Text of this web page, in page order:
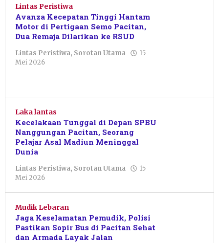
Lintas Peristiwa
Avanza Kecepatan Tinggi Hantam
Motor di Pertigaan Semo Pacitan,
Dua Remaja Dilarikan ke RSUD
Lintas Peristiwa, Sorotan Utama
15
Mei 2026
Shalahuddin
Laka lantas
Kecelakaan Tunggal di Depan SPBU
Nanggungan Pacitan, Seorang
Pelajar Asal Madiun Meninggal
Dunia
Lintas Peristiwa, Sorotan Utama
15
Mei 2026
Shalahuddin
Mudik Lebaran
Jaga Keselamatan Pemudik, Polisi
Pastikan Sopir Bus di Pacitan Sehat
dan Armada Layak Jalan